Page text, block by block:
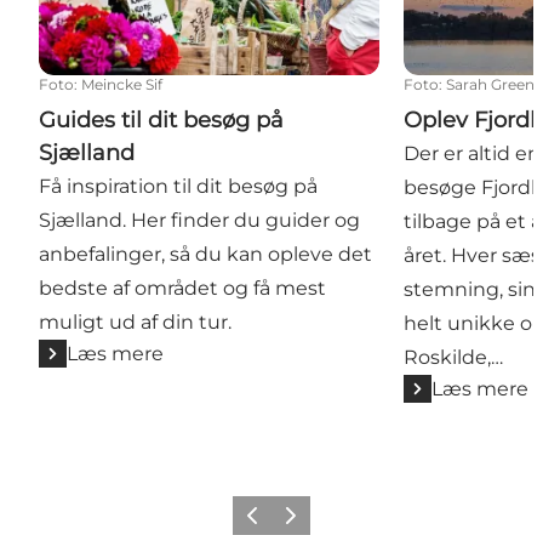
Foto: Meincke Sif
Guides til dit besøg på
Sjælland
Få inspiration til dit besøg på
Sjælland. Her finder du guider og
anbefalinger, så du kan opleve det
bedste af området og få mest
muligt ud af din tur.
Læs mere
Foto: Sarah Green
Oplev
Der er altid
besøge
tilbage på et
året. Hver
stemning,
helt unikke
Roskilde,…
Læs mere
Forrige billede
Næste billede